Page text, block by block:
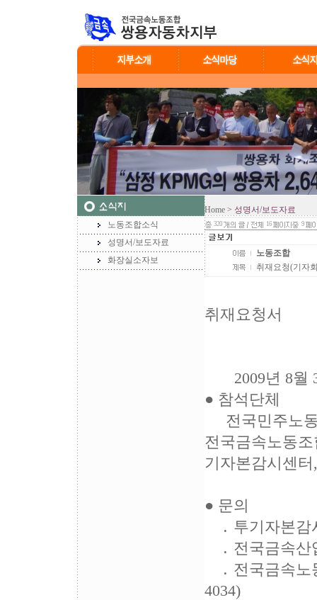
노동조합소식
성명서/보도자료
화장실소자보
Home > 성명서/보도자료
320 16 9
노동조합
취재요청(기자
취재요청서
2009년 8월 3
● 참석단체
전국민주노동
전국금속노동
기자본감시센
● 문의
․ 투기자본감
․ 전국금속산
․ 전국금속노
4034)